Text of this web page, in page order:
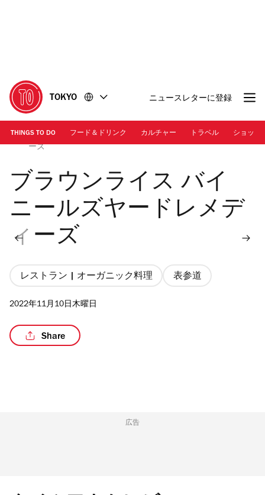
に
移
動
移
動
TOKYO ニュースレターに登録
THINGS TO DO フード＆ドリンク カルチャー トラベル ショッピ
画像提供：ブラウンライス バイ ニールズヤードレメディ
ーズ
ブラウンライス バイ
ニールズヤードレメデ
ィーズ
レストラン | オーガニック料理 表参道
2022年11月10日木曜日
Share
広告